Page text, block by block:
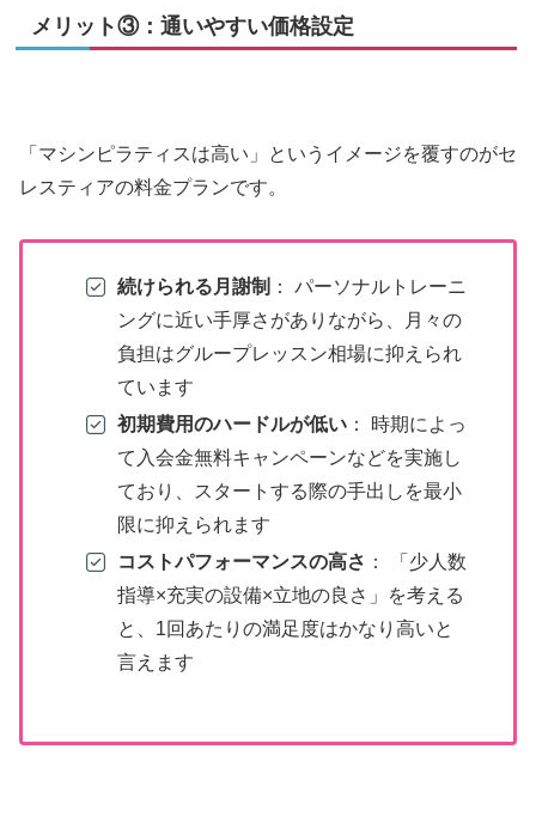
メリット③：通いやすい価格設定
「マシンピラティスは高い」というイメージを覆すのがセ
レスティアの料金プランです。
続けられる月謝制 ： パーソナルトレーニ
ングに近い手厚さがありながら、月々の
負担はグループレッスン相場に抑えられ
ています
初期費用のハードルが低い： 時期によっ
て入会金無料キャンペーンなどを実施し
ており、スタートする際の手出しを最小
限に抑えられます
コストパフォーマンスの高さ ： 「少人数
指導×充実の設備×立地の良さ」を考える
と、1回あたりの満足度はかなり高いと
言えます